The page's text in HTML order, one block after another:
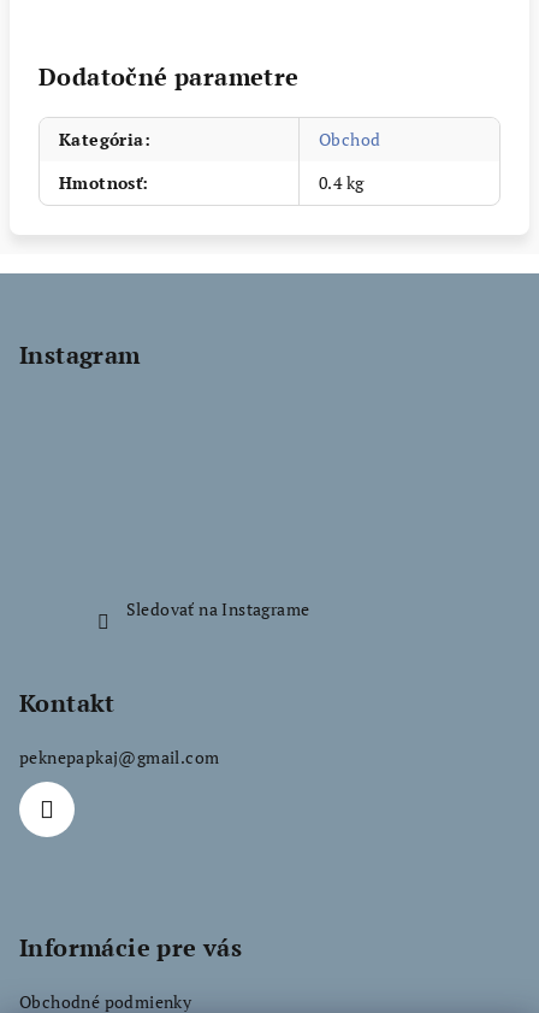
Dodatočné parametre
Kategória:
Obchod
Hmotnosť: 0.4 kg
Instagram
Sledovať na Instagrame
Kontakt
peknepapkaj@gmail.com
Informácie pre vás
Obchodné podmienky